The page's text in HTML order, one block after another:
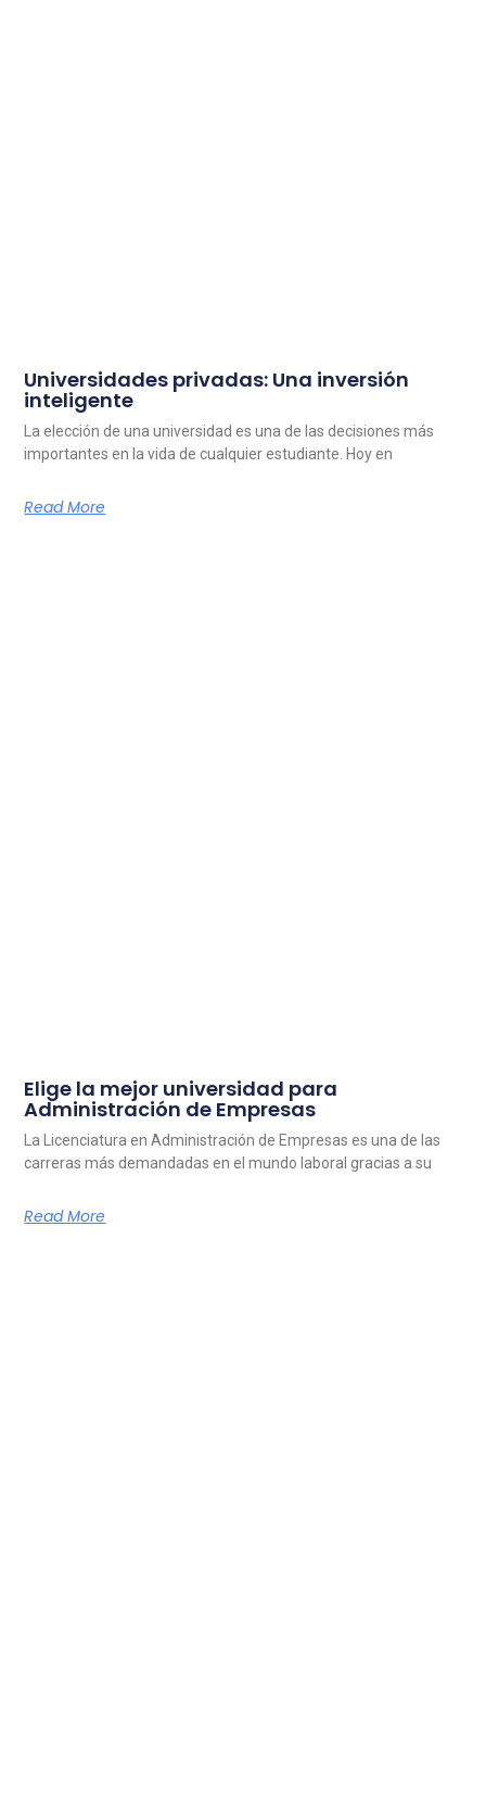
Universidades privadas: Una inversión
inteligente
La elección de una universidad es una de las decisiones más
importantes en la vida de cualquier estudiante. Hoy en
Read More
Elige la mejor universidad para
Administración de Empresas
La Licenciatura en Administración de Empresas es una de las
carreras más demandadas en el mundo laboral gracias a su
Read More